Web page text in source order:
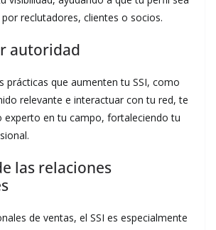
reclutadores, clientes o socios.
autoridad
prácticas que aumenten tu SSI, como
relevante e interactuar con tu red, te
experto en tu campo, fortaleciendo tu
las relaciones
de ventas, el SSI es especialmente